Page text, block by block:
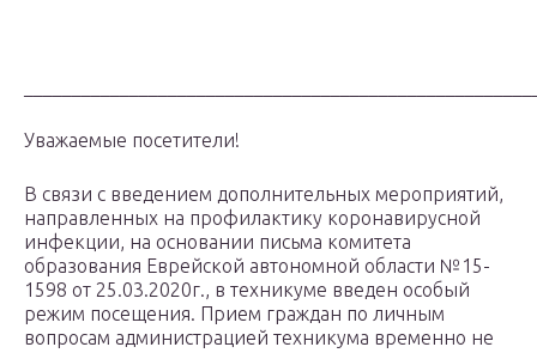
Уважаемые посетители!
В связи с введением дополнительных мероприятий,
направленных на профилактику коронавирусной
инфекции, на основании письма комитета
образования Еврейской автономной области №15-
1598 от 25.03.2020г., в техникуме введен особый
режим посещения. Прием граждан по личным
вопросам администрацией техникума временно не